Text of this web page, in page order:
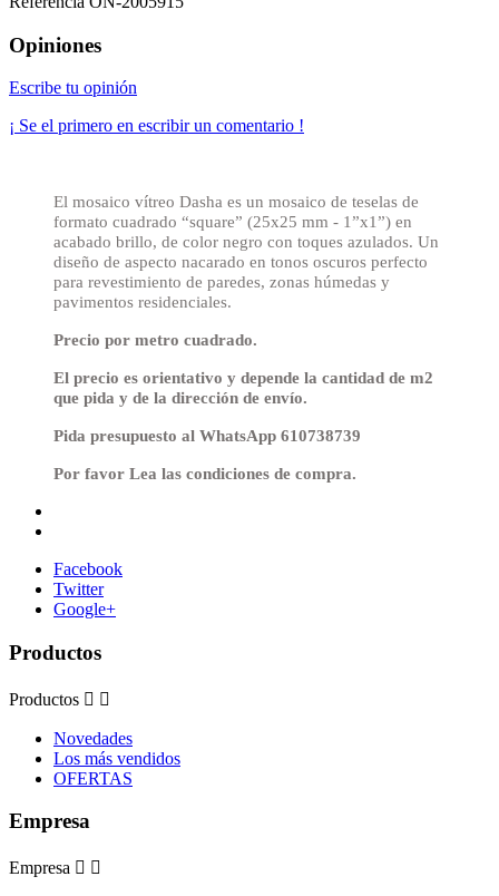
Opiniones
Escribe tu opinión
¡ Se el primero en escribir un comentario !
El mosaico vítreo Dasha es un mosaico de teselas de
formato cuadrado “square” (25x25 mm - 1”x1”) en
acabado brillo, de color negro con toques azulados. Un
diseño de aspecto nacarado en tonos oscuros perfecto
para revestimiento de paredes, zonas húmedas y
pavimentos residenciales.
Precio por metro cuadrado.
El precio es orientativo y depende la cantidad de m2
que pida y de la dirección de envío.
Pida presupuesto al WhatsApp 610738739
Por favor Lea las condiciones de compra.
Facebook
Twitter
Google+
Productos
Productos  
Novedades
Los más vendidos
OFERTAS
Empresa
Empresa  